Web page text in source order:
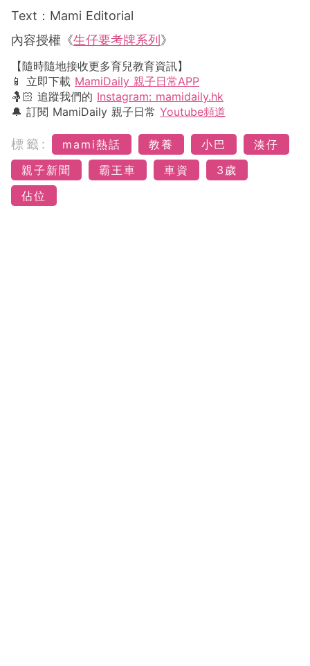
Text：Mami Editorial
內容授權《生仔要考牌系列 》
【隨時隨地接收更多育兒教育資訊】
📱 立即下載 MamiDaily 親子日常APP
🤱🏻 追蹤我們的 Instagram: mamidaily.hk
🔔 訂閱 MamiDaily 親子日常 Youtube頻道
標籤: mami熱話 教養 小巴
湊仔
親子新聞
霸王車 車資
3歲
佔位